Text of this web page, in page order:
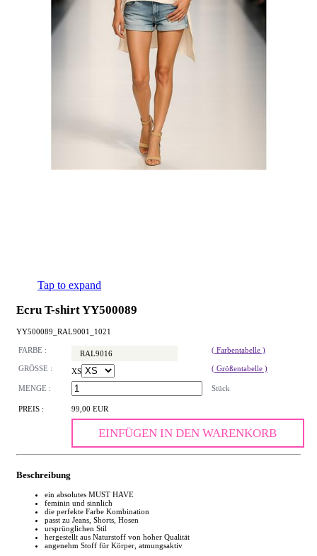
Tap to expand
Ecru T-shirt YY500089
YY500089_RAL9001_1021
FARBE : RAL9016 ( Farbentabelle )
GRÖSSE : XS ( Größentabelle )
MENGE : Stück
PREIS : 99,00 EUR
EINFÜGEN IN DEN WARENKORB
Beschreibung
ein absolutes MUST HAVE
feminin und sinnlich
die perfekte Farbe Kombination
passt zu Jeans, Shorts, Hosen
ursprünglichen Stil
hergestellt aus Naturstoff von hoher Qualität
angenehm Stoff für Körper, atmungsaktiv